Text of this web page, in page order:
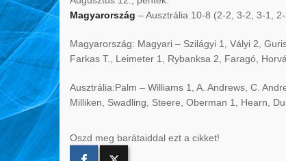
Magyarország – Ausztrália 10-8 (2-2, 3-2, 3-1,
Magyarország: Magyari – Szilágyi 1, Vályi 2,
Farkas T., Leimeter 1, Rybanksa 2, Faragó,
Ausztrália:Palm – Williams 1, A. Andrews, C.
Milliken, Swadling, Steere, Oberman 1, Hearn,
Oszd meg barátaiddal ezt a cikket!